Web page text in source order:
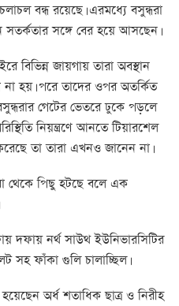
বন্ধ রয়েছে। এরমধ্যে বসুন্ধরা
সঙ্গে বের হয়ে আসছেন।
বিভিন্ন জায়গায় তারা অবস্থান
হয়। পরে তাদের ওপর অতর্কিত
গেটের ভেতরে ঢুকে পড়লে
নিয়ন্ত্রণে আনতে টিয়ারশেল
তা তারা এখনও জানেন না।
থেকে পিছু হটছে বলে এক
দফায় নর্থ সাউথ ইউনিভারসিটির
সহ ফাঁকা গুলি চালাচ্ছিল।
অর্ধ শতাধিক ছাত্র ও নিরীহ